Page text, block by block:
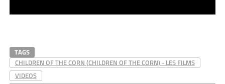
TAGS
CHILDREN OF THE CORN (CHILDREN OF THE CORN) - LES FILMS
VIDEOS